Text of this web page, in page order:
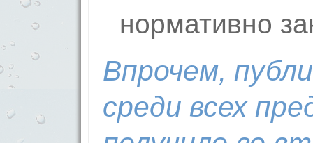
нормативно
Впрочем,
среди всех